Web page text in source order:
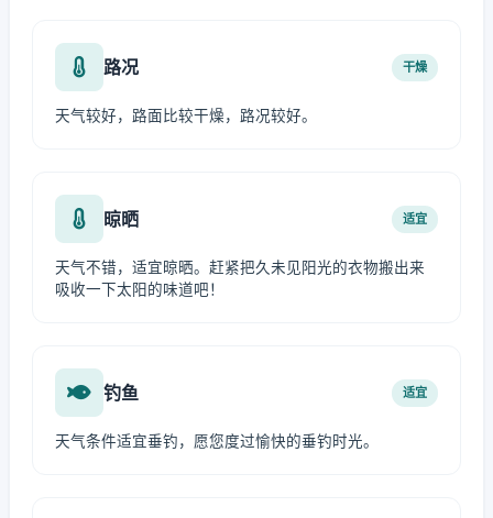
路况 干燥
天气较好，路面比较干燥，路况较好。
晾晒 适宜
天气不错，适宜晾晒。赶紧把久未见阳光的衣物搬出来
吸收一下太阳的味道吧！
钓鱼 适宜
天气条件适宜垂钓，愿您度过愉快的垂钓时光。